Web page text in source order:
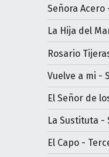
Señora Acero
La Hija del
Rosario
Vuelve a mi -
El Señor de
La Sustituta -
El Capo -